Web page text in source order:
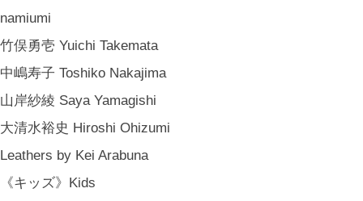
namiumi
竹俣勇壱 Yuichi Takemata
中嶋寿子 Toshiko Nakajima
山岸紗綾 Saya Yamagishi
大清水裕史 Hiroshi Ohizumi
Leathers by Kei Arabuna
《キッズ》Kids